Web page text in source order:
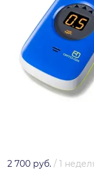
2 700 руб. / 1